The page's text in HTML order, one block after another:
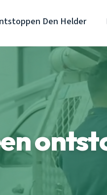
Den Helder